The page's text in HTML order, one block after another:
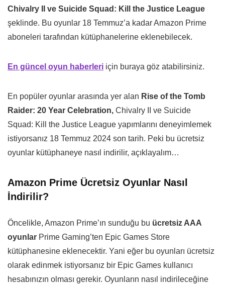
Chivalry II ve Suicide Squad: Kill the Justice League
şeklinde. Bu oyunlar 18 Temmuz’a kadar Amazon Prime
aboneleri tarafından kütüphanelerine eklenebilecek.
En güncel oyun haberleri için buraya göz atabilirsiniz.
En popüler oyunlar arasında yer alan Rise of the Tomb
Raider: 20 Year Celebration, Chivalry II ve Suicide
Squad: Kill the Justice League yapımlarını deneyimlemek
istiyorsanız 18 Temmuz 2024 son tarih. Peki bu ücretsiz
oyunlar kütüphaneye nasıl indirilir, açıklayalım…
Amazon Prime Ücretsiz Oyunlar Nasıl
İndirilir?
Öncelikle, Amazon Prime’ın sunduğu bu ücretsiz AAA
oyunlar Prime Gaming’ten Epic Games Store
kütüphanesine eklenecektir. Yani eğer bu oyunları ücretsiz
olarak edinmek istiyorsanız bir Epic Games kullanıcı
hesabınızın olması gerekir. Oyunların nasıl indirileceğine